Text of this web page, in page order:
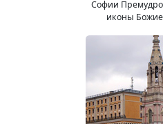
Софии
иконы
"Взыскание
колокольне)